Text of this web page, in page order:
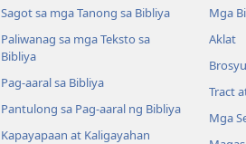
Sagot sa mga Tanong sa Bibliya
Paliwanag sa mga Teksto sa
Bibliya
Pag-aaral sa Bibliya
Pantulong sa Pag-aaral ng Bibliya
Kapayapaan at Kaligayahan
Mga
Aklat
Tract
Mga